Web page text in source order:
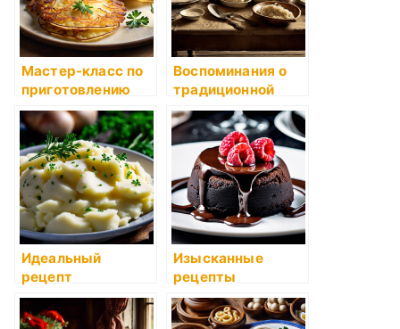
Мастер-класс по
приготовлению
картофельных
драников
Воспоминания о
традиционной
кухне прошлого
Идеальный
рецепт
картофельного
пюре
Изысканные
рецепты
приготовления
десертов